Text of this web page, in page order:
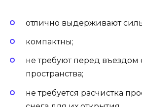
отлично выдерживают
компактны;
не требуют перед въездом
пространства;
не требуется расчистка